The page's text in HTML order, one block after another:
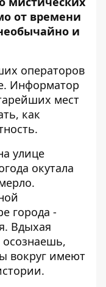
от времени
и
операторов
Информатор
мест
как
улице
окутала
города -
Вдыхая
осознаешь,
вокруг имеют